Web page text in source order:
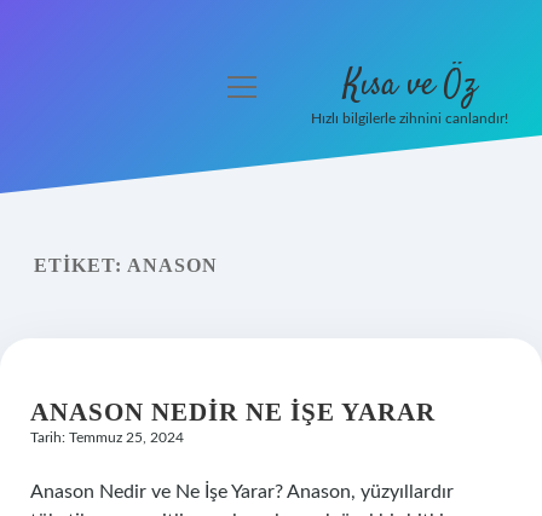
Yasal Uyarı
menüyü
Kısa ve Öz
Hızlı bilgilerle zihnini canlandır!
ETIKET: ANASON
ANASON NEDIR NE IŞE YARAR
Tarih: Temmuz 25, 2024
Anason Nedir ve Ne İşe Yarar? Anason, yüzyıllardır